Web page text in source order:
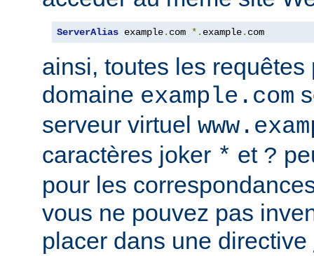
ServerAlias example. com *. example. com
ainsi, toutes les requêtes
domaine example.com
serveur virtuel
caractères joker * et ?
pour les
vous ne pouvez pas
placer dans une directive